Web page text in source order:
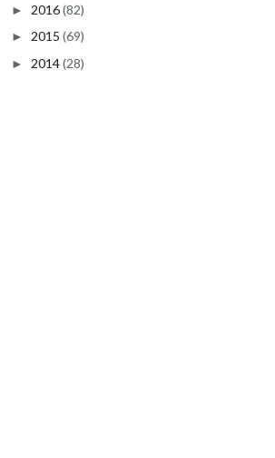
► 2016(82)
► 2015 (69)
► 2014(28)